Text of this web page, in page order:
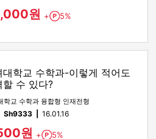
원 + Point
5%
대학교 수학과-이렇게 적어도
할 수 있다?
학교 수학과 융합형 인재전형
Sh9333 16.01.16
원 + Point
5%